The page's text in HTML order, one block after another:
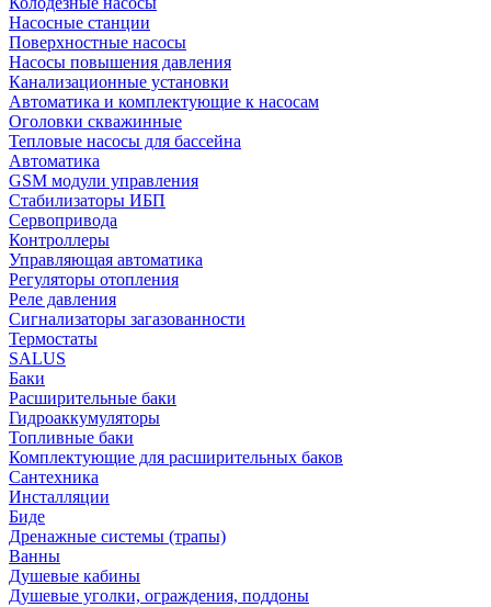
Насосные станции
Поверхностные насосы
Насосы повышения давления
Канализационные установки
Автоматика и комплектующие к насосам
Оголовки скважинные
Тепловые насосы для бассейна
Автоматика
GSM модули управления
Стабилизаторы ИБП
Сервопривода
Контроллеры
Управляющая автоматика
Регуляторы отопления
Реле давления
Сигнализаторы загазованности
Термостаты
SALUS
Баки
Расширительные баки
Гидроаккумуляторы
Топливные баки
Комплектующие для расширительных баков
Сантехника
Инсталляции
Биде
Дренажные системы (трапы)
Ванны
Душевые кабины
Душевые уголки, ограждения, поддоны